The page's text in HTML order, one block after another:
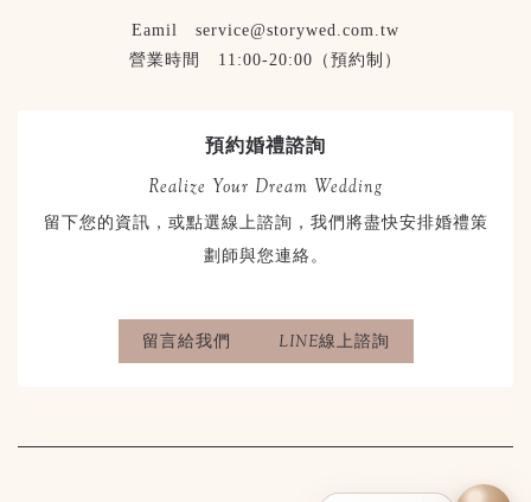
Eamil service@storywed.com.tw
營業時間 11:00-20:00（預約制）
預約婚禮諮詢
Realize Your Dream Wedding
留下您的資訊，或點選線上諮詢，我們將盡快安排婚禮策
劃師與您連絡。
留言給我們 LINE線上諮詢